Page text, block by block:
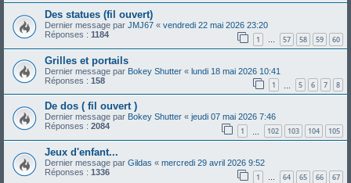
Des statues (fil ouvert)
Dernier message par JMJ67 « vendredi 22 mai 2026 23:20
Réponses : 1184 1 … 57 58 59 60
Grilles et portails
Dernier message par Bokey Shutter « lundi 18 mai 2026 10:41
Réponses : 158 1 5 6 7 8
De dos ( fil ouvert )
Dernier message par Bokey Shutter « jeudi 07 mai 2026 7:46
Réponses : 2084 1 102 103 104 105
Jeux d'enfant...
Dernier message par Gildas « mercredi 29 avril 2026 9:52
Réponses : 1336 1 … 64 65 66 67